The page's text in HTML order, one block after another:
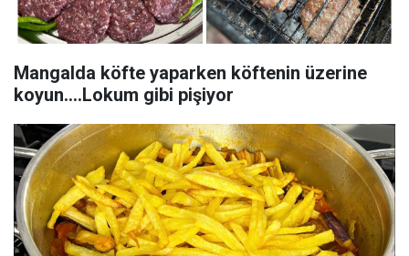
Mangalda köfte yaparken köftenin üzerine
koyun....Lokum gibi pişiyor